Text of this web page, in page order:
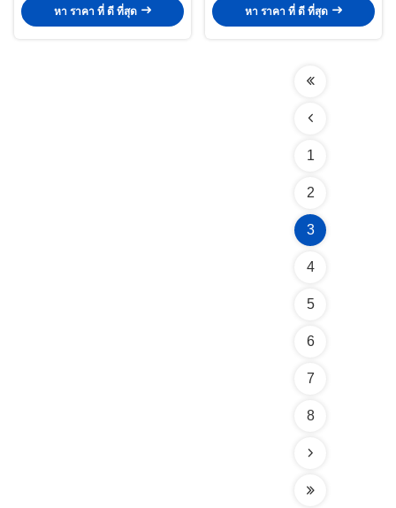
ป้องกัน UAV
หา ราคา ที่ ดี ที่สุด
ป้องกันโดรน
หา ราคา ที่ ดี ที่สุด
1
2
3
4
5
6
7
8